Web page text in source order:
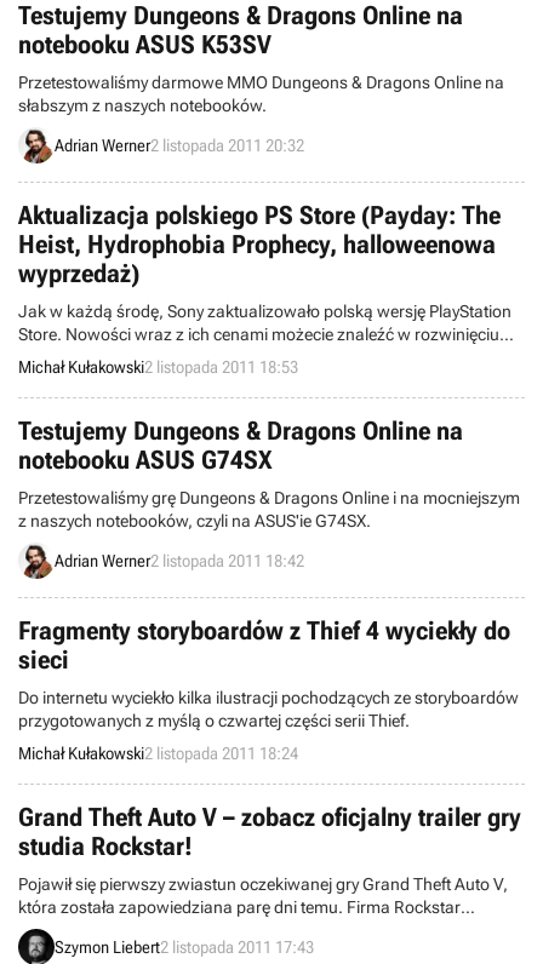
Testujemy Dungeons & Dragons Online na
notebooku ASUS K53SV
Przetestowaliśmy darmowe MMO Dungeons & Dragons Online na
słabszym z naszych notebooków.
Adrian Werner2 listopada 2011 20:32
Aktualizacja polskiego PS Store (Payday: The
Heist, Hydrophobia Prophecy, halloweenowa
wyprzedaż)
Jak w każdą środę, Sony zaktualizowało polską wersję PlayStation
Store. Nowości wraz z ich cenami możecie znaleźć w rozwinięciu
newsa.
Michał Kułakowski2 listopada 2011 18:53
Testujemy Dungeons & Dragons Online na
notebooku ASUS G74SX
Przetestowaliśmy grę Dungeons & Dragons Online i na mocniejszym
z naszych notebooków, czyli na ASUS'ie G74SX.
Adrian Werner2 listopada 2011 18:42
Fragmenty storyboardów z Thief 4 wyciekły do
sieci
Do internetu wyciekło kilka ilustracji pochodzących ze storyboardów
przygotowanych z myślą o czwartej części serii Thief.
Michał Kułakowski2 listopada 2011 18:24
Grand Theft Auto V – zobacz oficjalny trailer gry
studia Rockstar!
Pojawił się pierwszy zwiastun oczekiwanej gry Grand Theft Auto V,
która została zapowiedziana parę dni temu. Firma Rockstar
rozwiała tym samym wątpliwości co do miejsca akcji gry - jest nim
miasto Los Santos.
Szymon Liebert2 listopada 2011 17:43